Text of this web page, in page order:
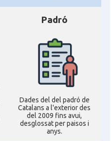
Padró
Dades del del padró de
Catalans a l'exterior des
del 2009 fins avui,
desglossat per paisos i
anys.